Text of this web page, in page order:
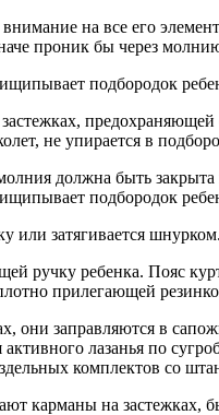
на все его
проник бы через
подбородок
не упирается в
должна быть
подбородок
затягивается
ручку ребенка. Пояс
прилегающей
они заправляются в
активного лазанья по
комплектов со
карманы на застежках,